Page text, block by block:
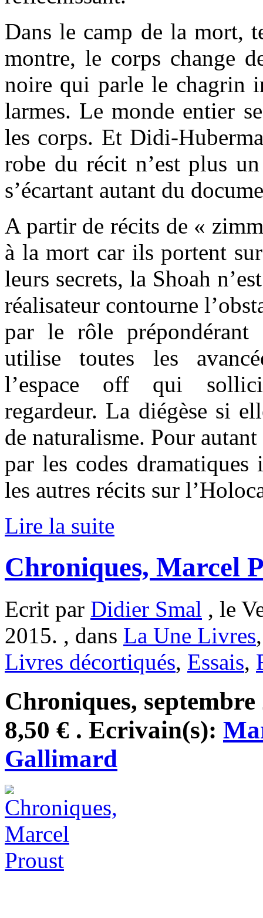
Dans le camp de la mort,
montre, le corps change
noire qui parle le chagrin
larmes. Le monde entier
les corps. Et Didi-
robe du récit n’est plus
s’écartant autant du
A partir de récits de «
à la mort car ils portent
leurs secrets, la Shoah
réalisateur contourne
par le rôle
utilise toutes les
l’espace off qui
regardeur. La diégèse si
de naturalisme. Pour
par les codes
les autres récits sur
Lire la suite
Chroniques, Marcel
Ecrit par Didier Smal , le
2015. , dans La Une Livres
Livres décortiqués, Essais,
Chroniques, septembre
8,50 € . Ecrivain(s):
Gallimard